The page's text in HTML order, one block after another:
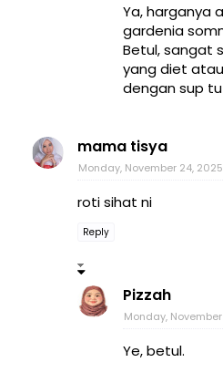
Ya, harganya
gardenia
Betul, sangat
yang diet
dengan sup
mama tisya
Monday, November 24, 2025
roti sihat ni
Reply
Pizzah
Monday, November
Ye, betul.